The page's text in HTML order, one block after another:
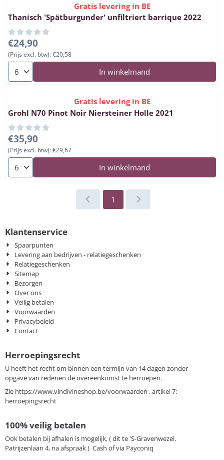
Gratis levering in BE
Thanisch 'Spätburgunder' unfiltriert barrique 2022
Prijs: 24,90, exclusief btw: 20,58
€24,90
(Prijs excl. btw):€20,58
Aantal kiezen voor Thanisch 'Spätburgunder' unfiltriert
In winkelmand
Gratis levering in BE
Grohl N70 Pinot Noir Niersteiner Holle 2021
Prijs: 35,90, exclusief btw: 29,67
€35,90
(Prijs excl. btw):€29,67
Aantal kiezen voor Grohl N70 Pinot Noir Niersteiner Holle
In winkelmand
1
Klantenservice
Spaarpunten
Levering aan bedrijven - relatiegeschenken
Relatiegeschenken
Sitemap
Bezorgen
Over ons
Veilig betalen
Voorwaarden
Privacybeleid
Contact
Herroepingsrecht
U heeft het recht om binnen een termijn van 14 dagen zonder
opgave van redenen de overeenkomst te herroepen.
Zie https://www.vindivineshop.be/voorwaarden , artikel 7:
herroepingsrecht
100% veilig betalen
Ook betalen bij afhalen is mogelijk, ( dit te 'S-Gravenwezel,
Patrijzenlaan 4, na afspraak ) Cash of via Payconiq